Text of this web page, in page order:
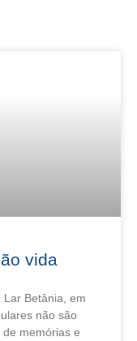
vida
Betânia, em
não são
memórias e